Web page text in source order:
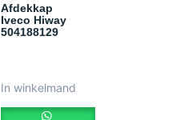
Afdekkap
Iveco Hiway
504188129
In winkelmand